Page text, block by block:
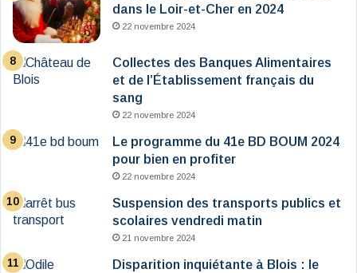
dans le Loir-et-Cher en 2024
22 novembre 2024
Collectes des Banques Alimentaires
et de l’Établissement français du
sang
22 novembre 2024
Le programme du 41e BD BOUM 2024
pour bien en profiter
22 novembre 2024
Suspension des transports publics et
scolaires vendredi matin
21 novembre 2024
Disparition inquiétante à Blois : le